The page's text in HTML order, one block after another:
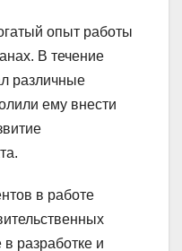
опыт работы
В течение
различные
ему внести
в работе
разработке и